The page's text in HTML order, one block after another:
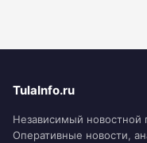
TulaInfo.ru
Независимый новостной
Оперативные новости,